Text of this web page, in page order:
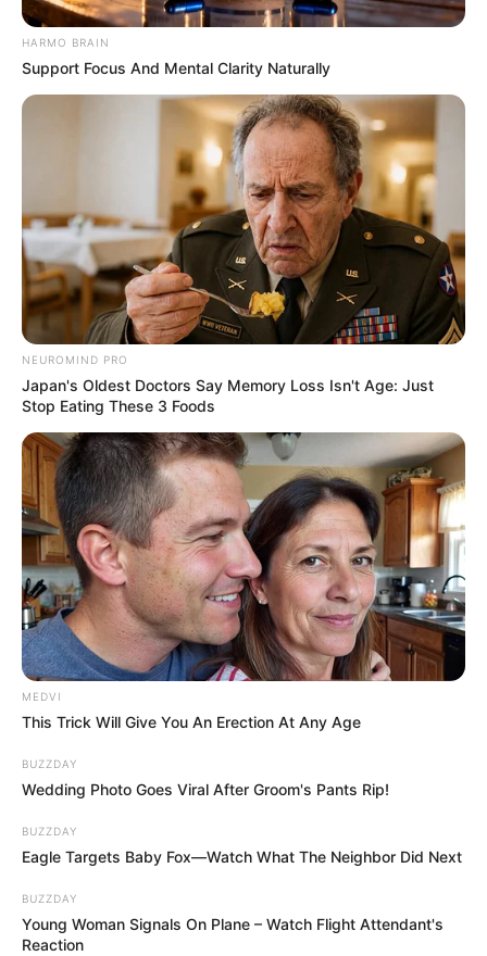
HARMO BRAIN
Support Focus And Mental Clarity Naturally
NEUROMIND PRO
Japan's Oldest Doctors Say Memory Loss Isn't Age: Just
Stop Eating These 3 Foods
MEDVI
This Trick Will Give You An Erection At Any Age
BUZZDAY
Wedding Photo Goes Viral After Groom's Pants Rip!
BUZZDAY
Eagle Targets Baby Fox—Watch What The Neighbor Did Next
BUZZDAY
Young Woman Signals On Plane – Watch Flight Attendant's
Reaction